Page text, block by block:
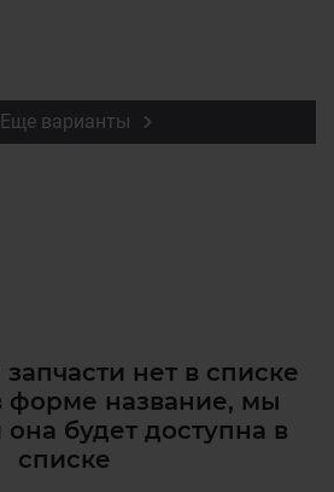
Еще варианты
нет в списке
форме название, мы
она будет доступна в
списке